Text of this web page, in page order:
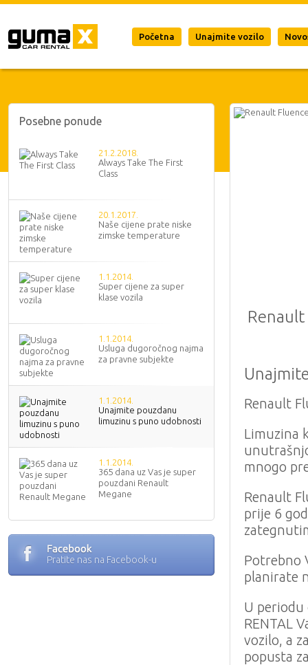
Početna Unajmite vozilo
Posebne ponude
21.2.2018.
Always Take The First
Class
20.1.2017.
Naše cijene prate niske
zimske temperature
1.1.2014.
Super cijene za super
klase vozila
1.1.2014.
Usluga dugoročnog najma
za pravne subjekte
1.1.2014.
Unajmite pouzdanu
limuzinu s puno udobnosti
1.1.2014.
365 dana uz Vas je super
pouzdani Renault
Megane
Pratite nas na Facebook-u
Renault
Limuzina
mnogo
Renault
prije 6
Potrebno
planirate
U periodu
RENTAL
vozilo, a
popusta